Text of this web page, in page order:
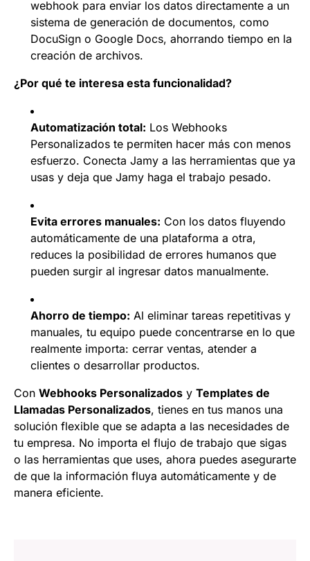
webhook para enviar los datos directamente a un
sistema de generación de documentos, como
DocuSign o Google Docs, ahorrando tiempo en la
creación de archivos.
¿Por qué te interesa esta funcionalidad?
Automatización total: Los Webhooks
Personalizados te permiten hacer más con menos
esfuerzo. Conecta Jamy a las herramientas que ya
usas y deja que Jamy haga el trabajo pesado.
Evita errores manuales: Con los datos fluyendo
automáticamente de una plataforma a otra,
reduces la posibilidad de errores humanos que
pueden surgir al ingresar datos manualmente.
Ahorro de tiempo: Al eliminar tareas repetitivas y
manuales, tu equipo puede concentrarse en lo que
realmente importa: cerrar ventas, atender a
clientes o desarrollar productos.
Con Webhooks Personalizados y Templates de
Llamadas Personalizados, tienes en tus manos una
solución flexible que se adapta a las necesidades de
tu empresa. No importa el flujo de trabajo que sigas
o las herramientas que uses, ahora puedes asegurarte
de que la información fluya automáticamente y de
manera eficiente.